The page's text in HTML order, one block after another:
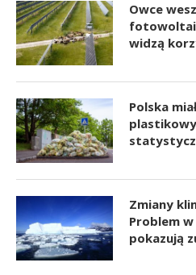
Owce
widzą
Polska
Zmiany
Problem
pokazują